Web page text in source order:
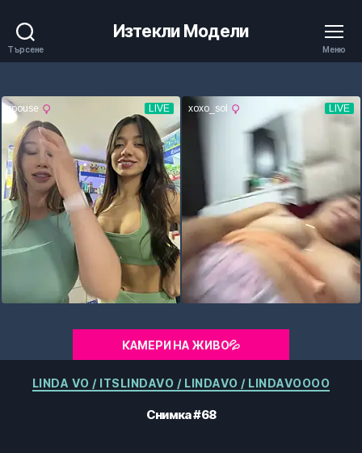
Търсене
Изтекли Модели
Меню
КАМЕРИ НА ЖИВО💦
Категории
LINDA VO / ITSLINDAVO / LINDAVO / LINDAVOOOO
Снимка #68